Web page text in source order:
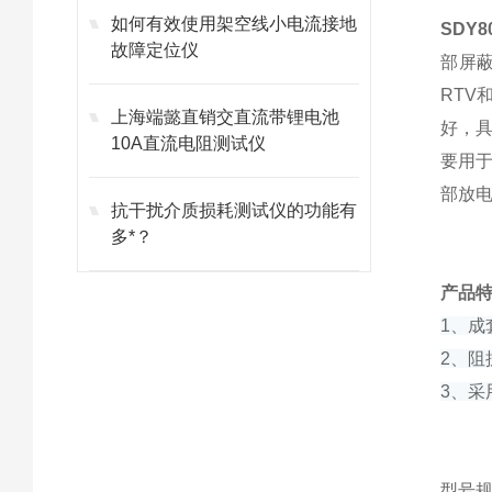
如何有效使用架空线小电流接地
故障定位仪
上海端懿直销交直流带锂电池
10A直流电阻测试仪
抗干扰介质损耗测试仪的功能有
多*？
部屏
RTV
好，
要用
部放
产品
1、成
2、阻
3、采